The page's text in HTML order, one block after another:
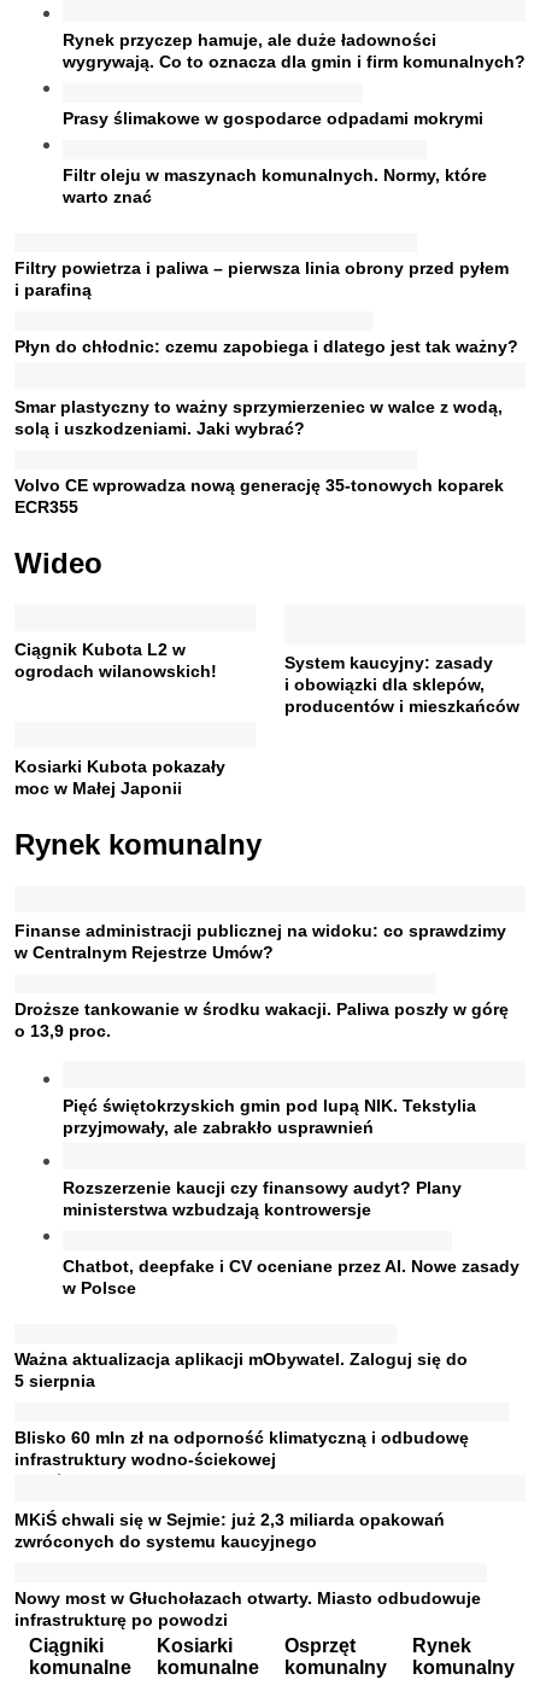
Rynek przyczep hamuje, ale duże ładowności
wygrywają. Co to oznacza dla gmin i firm komunalnych?
Prasy ślimakowe w gospodarce odpadami mokrymi
Filtr oleju w maszynach komunalnych. Normy, które
warto znać
Filtry powietrza i paliwa – pierwsza linia obrony przed pyłem
i parafiną
Płyn do chłodnic: czemu zapobiega i dlatego jest tak ważny?
Smar plastyczny to ważny sprzymierzeniec w walce z wodą,
solą i uszkodzeniami. Jaki wybrać?
Volvo CE wprowadza nową generację 35-tonowych koparek
ECR355
Wideo
Ciągnik Kubota L2 w
ogrodach wilanowskich!
System kaucyjny: zasady
i obowiązki dla sklepów,
producentów i mieszkańców
Kosiarki Kubota pokazały
moc w Małej Japonii
Rynek komunalny
Finanse administracji publicznej na widoku: co sprawdzimy
w Centralnym Rejestrze Umów?
Droższe tankowanie w środku wakacji. Paliwa poszły w górę
o 13,9 proc.
Pięć świętokrzyskich gmin pod lupą NIK. Tekstylia
przyjmowały, ale zabrakło usprawnień
Rozszerzenie kaucji czy finansowy audyt? Plany
ministerstwa wzbudzają kontrowersje
Chatbot, deepfake i CV oceniane przez AI. Nowe zasady
w Polsce
Ważna aktualizacja aplikacji mObywatel. Zaloguj się do
5 sierpnia
Blisko 60 mln zł na odporność klimatyczną i odbudowę
infrastruktury wodno-ściekowej
MKiŚ chwali się w Sejmie: już 2,3 miliarda opakowań
zwróconych do systemu kaucyjnego
Nowy most w Głuchołazach otwarty. Miasto odbudowuje
infrastrukturę po powodzi
Ciągniki
komunalne
Kosiarki
komunalne
Osprzęt
komunalny
Rynek
komunalny